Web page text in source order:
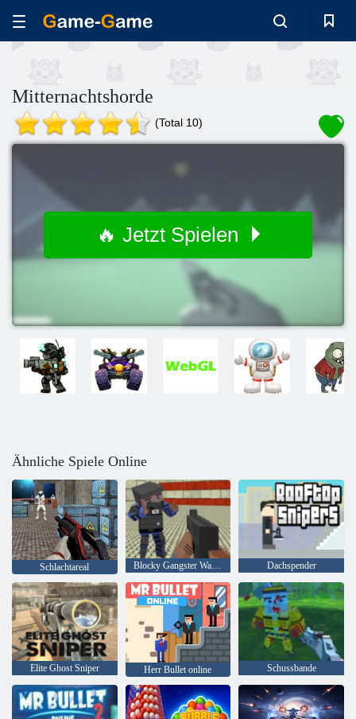
Mitternachtshorde
(Total 10)
🔥 Jetzt Spielen
Ähnliche Spiele Online
Schlachtareal Blocky Gangster Warfare Dachspender
Elite Ghost Sniper Herr Bullet online Schussbande